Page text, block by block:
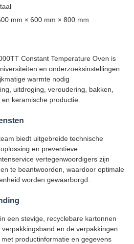
mm × 600 mm × 800 mm
Constant Temperature Oven is
en onderzoeksinstellingen
warmte nodig
uitdroging, veroudering, bakken,
keramische productie.
biedt uitgebreide technische
en preventieve
vertegenwoordigers zijn
te beantwoorden, waardoor optimale
worden gewaarborgd.
een stevige, recyclebare kartonnen
de verpakkingen
productinformatie en gegevens